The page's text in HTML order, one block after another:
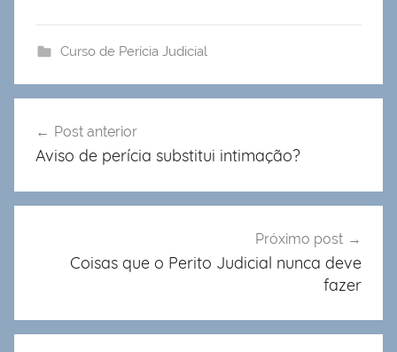
Curso de Perícia Judicial
de
Post anterior
Aviso de perícia substitui intimação?
Próximo post
Coisas que o Perito Judicial nunca deve
fazer